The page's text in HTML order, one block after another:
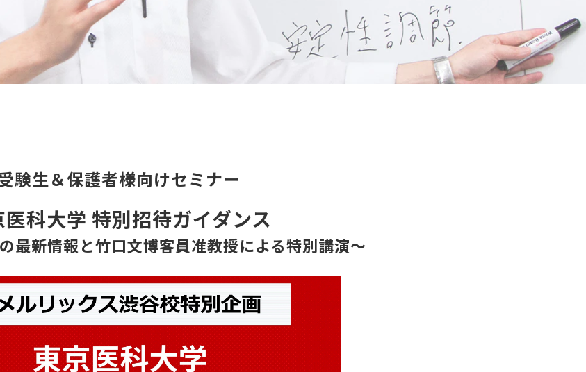
験生＆保護者様向けセミナー
医科大学 特別招待ガイダンス
最新情報と竹口文博客員准教授による特別講演〜